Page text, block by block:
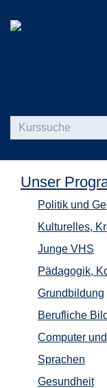
Unser
Politik und
Kulturelles,
Junge VHS
Pädagogik,
Grundbildung
Berufliche
Computer
Sprachen
Gesundheit